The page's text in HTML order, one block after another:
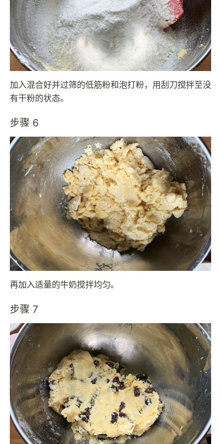
加入混合好并过筛的低筋粉和泡打粉，用刮刀搅拌至没
有干粉的状态。
步骤 6
再加入适量的牛奶搅拌均匀。
步骤 7